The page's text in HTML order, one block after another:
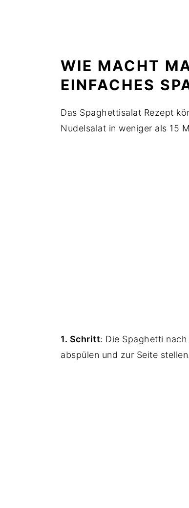
WIE MACHT
EINFACHES
Das Spaghettisalat Rezept
Nudelsalat in weniger als 15
1. Schritt: Die Spaghetti
abspülen und zur Seite stellen.